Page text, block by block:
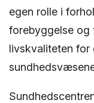
egen rolle i
forebyggelse og
livskvaliteten for